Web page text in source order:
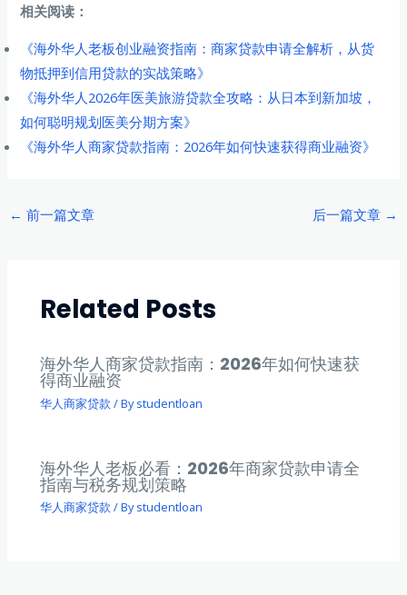
相关阅读：
《海外华人老板创业融资指南：商家贷款申请全解析，从货
物抵押到信用贷款的实战策略》
《海外华人2026年医美旅游贷款全攻略：从日本到新加坡，
如何聪明规划医美分期方案》
《海外华人商家贷款指南：2026年如何快速获得商业融资》
Post
← 前一篇文章 后一篇文章 →
Related Posts
海外华人商家贷款指南：2026年如何快速获
得商业融资
华人商家贷款 / Bystudentloan
海外华人老板必看：2026年商家贷款申请全
指南与税务规划策略
华人商家贷款 / Bystudentloan